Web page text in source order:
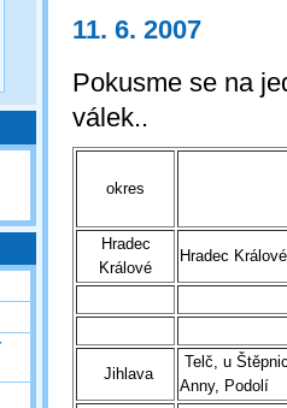
11. 6. 2007
Pokusme se na
válek..
okres
Hradec
Králové
Hradec
Jihlava
Telč, u
Anny, Podolí